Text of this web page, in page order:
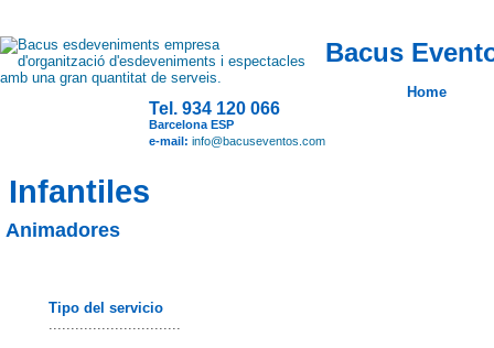
Bacus
Home
Tel. 934 120 066
Barcelona ESP
e-mail: info@bacuseventos.com
Infantiles
Animadores
Tipo del servicio
..............................